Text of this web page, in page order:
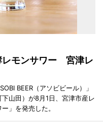
レモンサワー 宮津レ
BEER（アソビビール）」
山田）が8月1日、宮津市産レ
」を発売した。